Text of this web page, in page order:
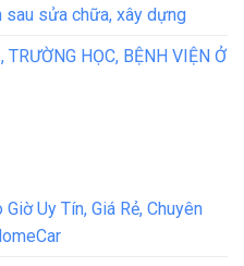
sau sửa chữa, xây dựng
HỌC, BỆNH VIỆN Ở
Uy Tín, Giá Rẻ, Chuyên